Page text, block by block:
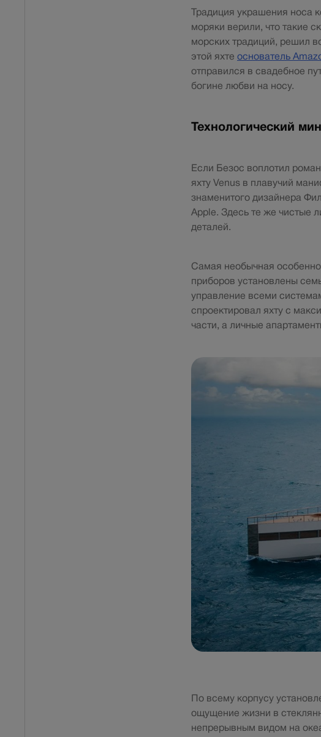
Традиция украшения носа
моряки верили, что такие
морских традиций, решил
этой яхте основатель
отправился в свадебное
богине любви на носу.
Технологический
Если Безос воплотил
яхту Venus в плавучий
знаменитого дизайнера
Apple. Здесь те же чистые
деталей.
Самая необычная
приборов установлены
управление всеми
спроектировал яхту с
части, а личные
По всему корпусу
ощущение жизни в
непрерывным видом на